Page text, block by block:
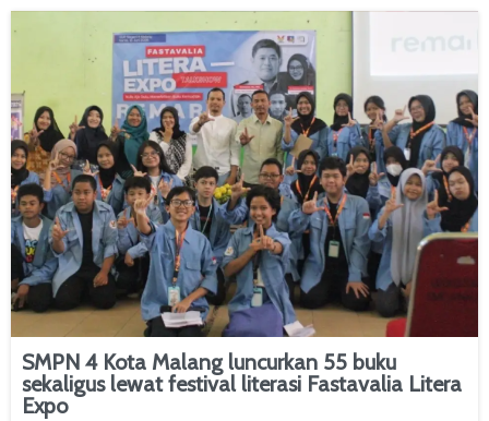
SMPN 4 Kota Malang luncurkan 55 buku
sekaligus lewat festival literasi Fastavalia Litera
Expo